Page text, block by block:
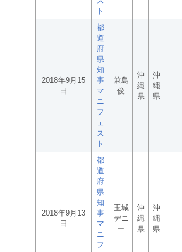
ト
2018年9月15
日
都
道
府
県
知
事
マ
ニ
フ
ェ
ス
ト
兼島
俊
沖
縄
県
沖
縄
県
2018年9月13
日
都
道
府
県
知
事
マ
ニ
フ
玉城
デニ
ー
沖
縄
県
沖
縄
県